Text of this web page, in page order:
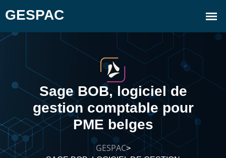
Sage BOB, logiciel de
gestion comptable pour
PME belges
GESPAC>